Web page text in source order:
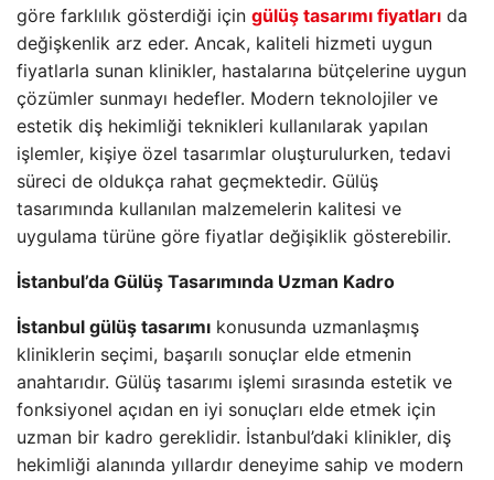
göre farklılık gösterdiği için gülüş tasarımı fiyatları da
değişkenlik arz eder. Ancak, kaliteli hizmeti uygun
fiyatlarla sunan klinikler, hastalarına bütçelerine uygun
çözümler sunmayı hedefler. Modern teknolojiler ve
estetik diş hekimliği teknikleri kullanılarak yapılan
işlemler, kişiye özel tasarımlar oluşturulurken, tedavi
süreci de oldukça rahat geçmektedir. Gülüş
tasarımında kullanılan malzemelerin kalitesi ve
uygulama türüne göre fiyatlar değişiklik gösterebilir.
İstanbul’da Gülüş Tasarımında Uzman Kadro
İstanbul gülüş tasarımı konusunda uzmanlaşmış
kliniklerin seçimi, başarılı sonuçlar elde etmenin
anahtarıdır. Gülüş tasarımı işlemi sırasında estetik ve
fonksiyonel açıdan en iyi sonuçları elde etmek için
uzman bir kadro gereklidir. İstanbul’daki klinikler, diş
hekimliği alanında yıllardır deneyime sahip ve modern